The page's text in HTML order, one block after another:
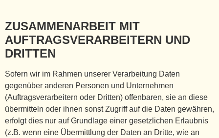
ZUSAMMENARBEIT MIT
AUFTRAGSVERARBEITERN UND
DRITTEN
Sofern wir im Rahmen unserer Verarbeitung Daten
gegenüber anderen Personen und Unternehmen
(Auftragsverarbeitern oder Dritten) offenbaren, sie an diese
übermitteln oder ihnen sonst Zugriff auf die Daten gewähren,
erfolgt dies nur auf Grundlage einer gesetzlichen Erlaubnis
(z.B. wenn eine Übermittlung der Daten an Dritte, wie an